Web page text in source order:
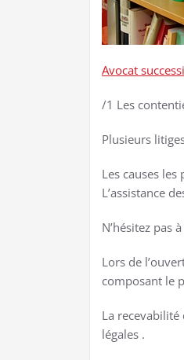
Avocat
/1 Les
Plusieurs
Les causes
L’assistance
N’hésitez pas
Lors de
composant le
La recevabilité
légales .